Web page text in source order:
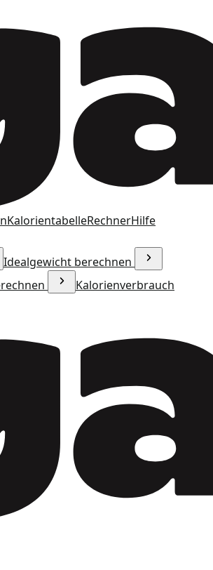
KalorientabelleRechnerHilfe
Idealgewicht berechnen
Kalorienverbrauch